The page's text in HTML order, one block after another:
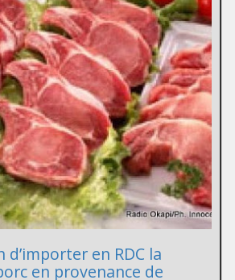
en RDC la
en provenance de